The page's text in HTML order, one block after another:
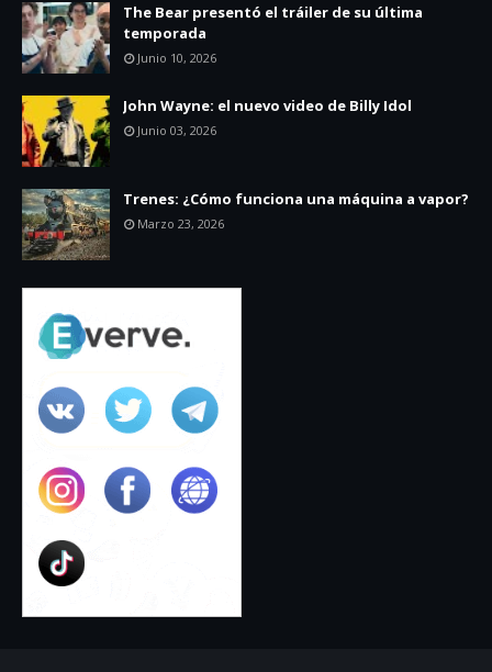
The Bear presentó el tráiler de su última
temporada
Junio 10, 2026
John Wayne: el nuevo video de Billy Idol
Junio 03, 2026
Trenes: ¿Cómo funciona una máquina a vapor?
Marzo 23, 2026